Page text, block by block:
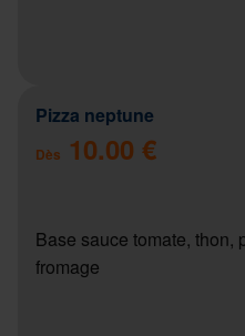
Pizza neptune
Dès 10.00 €
Base sauce tomate, thon,
fromage